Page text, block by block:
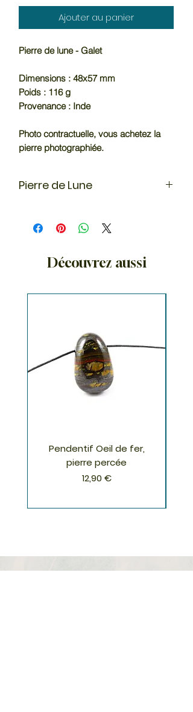
Ajouter au panier
Pierre de lune - Galet
Dimensions : 48x57 mm
Poids : 116 g
Provenance : Inde
Photo contractuelle, vous achetez la
pierre photographiée.
Pierre de Lune
symbolise la féminité et la fertilité,
elle apporte douceur et tolérance.
l’intuition.Découvrez aussi
Pendentif Oeil de fer,
pierre percée
Prix
12,90 €
S'inscrire à la Newsletter